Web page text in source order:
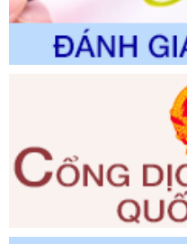
Số kí hiệu:
Tên: V/v công bố danh
đổi, bổ sung và phê duyệt
phạm vi chức năng quản
Ngày ban hành: 01/06/2026
Số kí hiệu:
351/2025/
Tên: Nghị định số 351/
định chuẩn nghèo đa
Ngày ban hành: 29/12/2026
3014/QĐ-